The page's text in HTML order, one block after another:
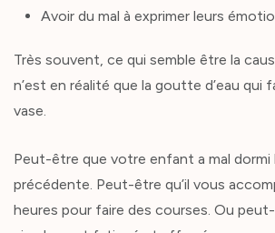
Avoir du mal à exprimer leurs
Très souvent, ce qui semble être la
n’est en réalité que la goutte d’eau qui
vase.
Peut-être que votre enfant a mal dormi
précédente. Peut-être qu’il vous
heures pour faire des courses. Ou